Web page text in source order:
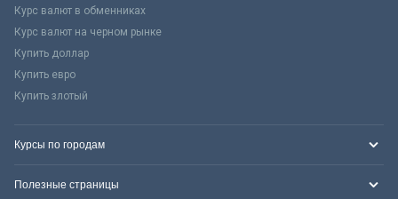
Курс валют в обменниках
Курс валют на черном рынке
Купить доллар
Купить евро
Купить злотый
Курсы по городам
Полезные страницы